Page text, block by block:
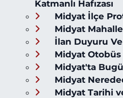
Katmanlı Hafızası
Midyat İlçe
Midyat
İlan Duyuru
Midyat Otobüs
Midyat'ta
Midyat
Midyat Tarihi